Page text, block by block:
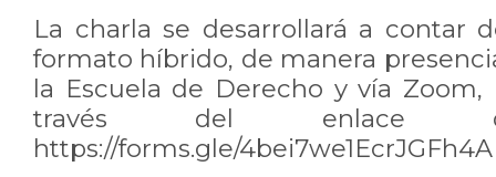
La charla se desarrollará a contar
formato híbrido, de manera
la Escuela de Derecho y vía
través del enlace
https://forms.gle/